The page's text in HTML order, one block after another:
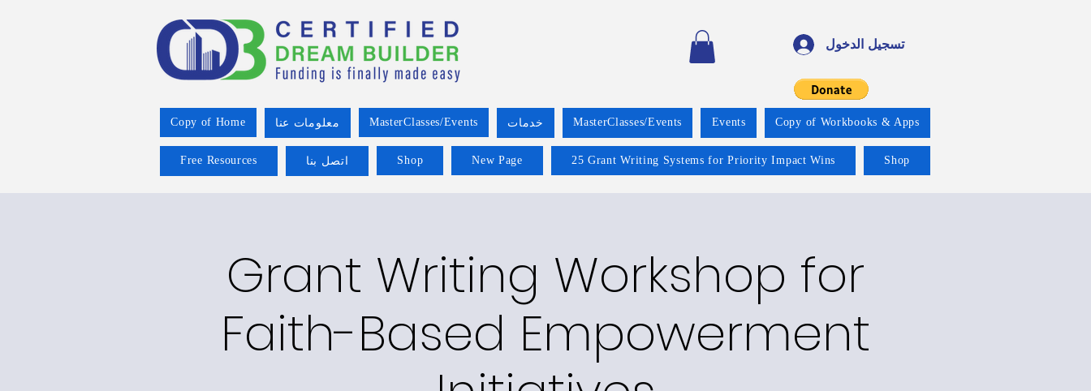
تسجيل الدخول
Copy of Home معلومات عنا MasterClasses/Events خدمات MasterClasses/Events Events Copy of Workbooks & Apps
Free Resources اتصل بنا Shop New Page 25 Grant Writing Systems for Priority Impact Wins Shop
Grant Writing Workshop for
Faith-Based Empowerment